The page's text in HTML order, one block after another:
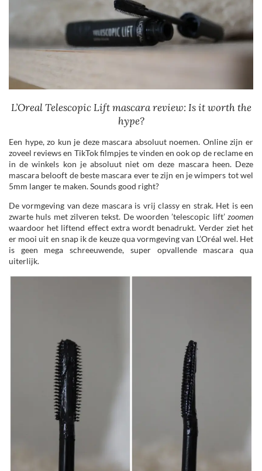
L’Oreal Telescopic Lift mascara review: Is it worth the
hype?
Een hype, zo kun je deze mascara absoluut noemen. Online zijn er
zoveel reviews en TikTok filmpjes te vinden en ook op de reclame en
in de winkels kon je absoluut niet om deze mascara heen. Deze
mascara belooft de beste mascara ever te zijn en je wimpers tot wel
5mm langer te maken. Sounds good right?
De vormgeving van deze mascara is vrij classy en strak. Het is een
zwarte huls met zilveren tekst. De woorden ’telescopic lift’ zoomen
waardoor het liftend effect extra wordt benadrukt. Verder ziet het
er mooi uit en snap ik de keuze qua vormgeving van L’Oréal wel. Het
is geen mega schreeuwende, super opvallende mascara qua
uiterlijk.